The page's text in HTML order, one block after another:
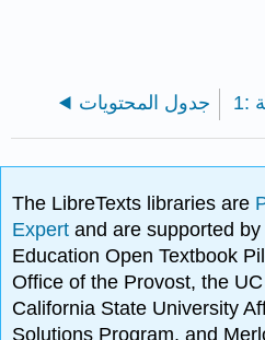
جدول المحتويات
The LibreTexts libraries are
Expertand are supported
Education Open Textbook
Office of the Provost, the
California State University
Solutions Program, and